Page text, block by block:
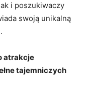
i poszukiwaczy
swoją unikalną
atrakcje
tajemniczych